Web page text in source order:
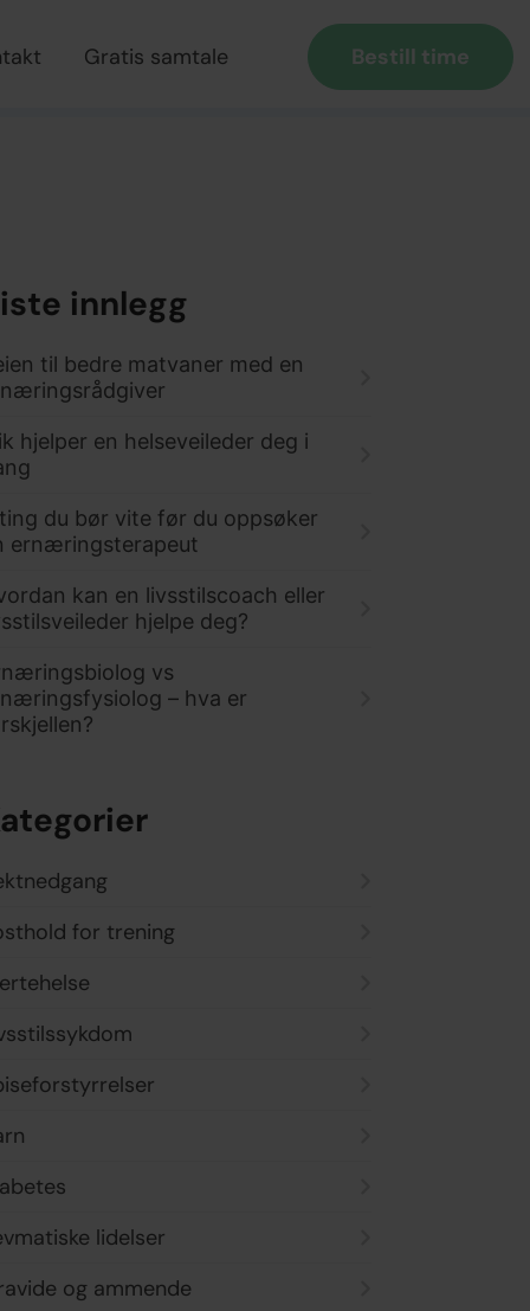
Gratis samtale Bestill time
innlegg
til bedre matvaner med en
hjelper en helseveileder deg i
du bør vite før du oppsøker
ernæringsterapeut
kan en livsstilscoach eller
hjelpe deg?
vs
– hva er
for trening
lidelser
og ammende